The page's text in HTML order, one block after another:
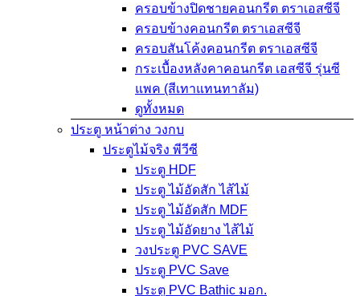
ครอบข้างปิดชายคอนกรีต ตราเอสซีจี
ครอบข้างคอนกรีต ตราเอสซีจี
ครอบสันโค้งคอนกรีต ตราเอสซีจี
กระเบื้องหลังคาคอนกรีต เอสซีจี รุ่นซี
แพค (สีเทาแทนทาลัม)
ดูทั้งหมด
ประตู หน้าต่าง วงกบ
ประตูไม้จริง พีวีซี
ประตู HDF
ประตู ไม้อัดสัก ไส้ไม้
ประตู ไม้อัดสัก MDF
ประตู ไม้อัดยาง ไส้ไม้
วงประตู PVC SAVE
ประตู PVC Save
ประตู PVC Bathic มอก.